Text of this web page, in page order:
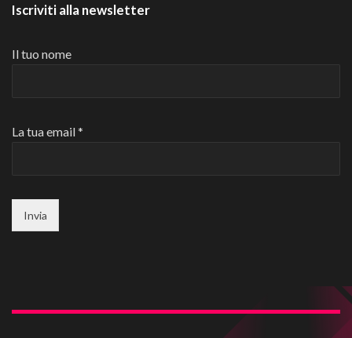
Iscriviti alla newsletter
Il tuo nome
La tua email *